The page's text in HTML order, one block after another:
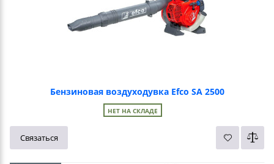
Бензиновая воздуходувка Efco SA 2500
НЕТ НА СКЛАДЕ
Связаться